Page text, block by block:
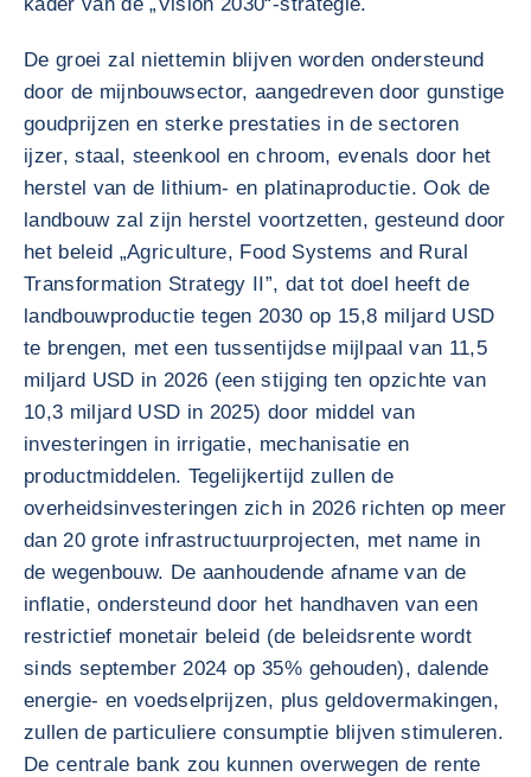
De groei zal niettemin blijven worden ondersteund
door de mijnbouwsector, aangedreven door gunstige
goudprijzen en sterke prestaties in de sectoren
ijzer, staal, steenkool en chroom, evenals door het
herstel van de lithium- en platinaproductie. Ook de
landbouw zal zijn herstel voortzetten, gesteund door
het beleid „Agriculture, Food Systems and Rural
Transformation Strategy II”, dat tot doel heeft de
landbouwproductie tegen 2030 op 15,8 miljard USD
te brengen, met een tussentijdse mijlpaal van 11,5
miljard USD in 2026 (een stijging ten opzichte van
10,3 miljard USD in 2025) door middel van
investeringen in irrigatie, mechanisatie en
productmiddelen. Tegelijkertijd zullen de
overheidsinvesteringen zich in 2026 richten op meer
dan 20 grote infrastructuurprojecten, met name in
de wegenbouw. De aanhoudende afname van de
inflatie, ondersteund door het handhaven van een
restrictief monetair beleid (de beleidsrente wordt
sinds september 2024 op 35% gehouden), dalende
energie- en voedselprijzen, plus geldovermakingen,
zullen de particuliere consumptie blijven stimuleren.
De centrale bank zou kunnen overwegen de rente